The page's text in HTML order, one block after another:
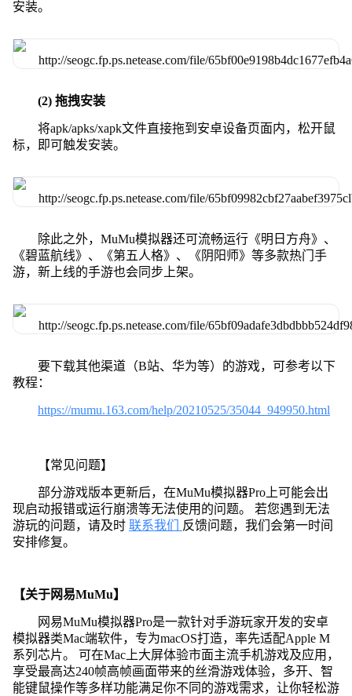
安装。
(2) 拖拽安装
将apk/apks/xapk文件直接拖到安卓设备页面内，松开鼠
标，即可触发安装。
除此之外，MuMu模拟器还可流畅运行《明日方舟》、
《碧蓝航线》、《第五人格》、《阴阳师》等多款热门手
游，新上线的手游也会同步上架。
要下载其他渠道（B站、华为等）的游戏，可参考以下
教程：
https://mumu.163.com/help/20210525/35044_949950.html
【常见问题】
部分游戏版本更新后，在MuMu模拟器Pro上可能会出
现启动报错或运行崩溃等无法使用的问题。 若您遇到无法
游玩的问题，请及时 联系我们
反馈问题，我们会第一时间
安排修复。
【关于网易MuMu】
网易MuMu模拟器Pro是一款针对手游玩家开发的安卓
模拟器类Mac端软件，专为macOS打造，率先适配Apple M
系列芯片。 可在Mac上大屏体验市面主流手机游戏及应用，
享受最高达240帧高帧画面带来的丝滑游戏体验，多开、智
能键鼠操作等多样功能满足你不同的游戏需求，让你轻松游